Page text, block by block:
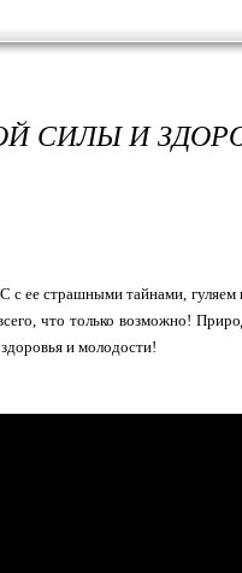
СИЛЫ И
ее страшными тайнами,
что только возможно!
и молодости!